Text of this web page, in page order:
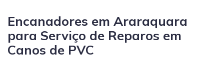
Encanadores em Araraquara
para Serviço de Reparos em
Canos de PVC